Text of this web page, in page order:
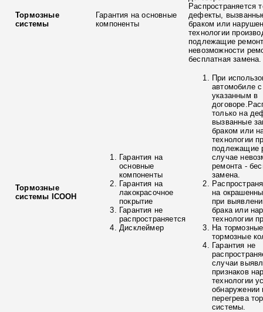
Тормозные
системы
Гарантия на основные
компоненты
Распространяется
дефекты,
браком или
технологии
подлежащие
невозможности
бесплатная замена.
Тормозные
системы ICOOH
Гарантия на
основные
компоненты
Гарантия на
лакокрасочное
покрытие
Гарантия не
распространяется
Дисклеймер
При
автомобиле
указанным в
только на
вызванные
браком или
технологии
подлежащие
случае
ремонта -
замена.
на
при
брака или
технологии
На
тормозные
Гарантия не
случаи
признаков
технологии
обнаружении
перегрева
системы.